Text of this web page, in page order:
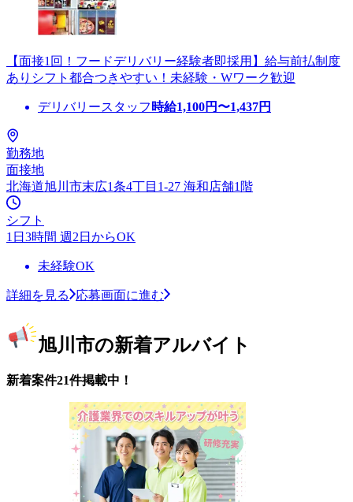
【面接1回！フードデリバリー経験者即採用】給与前払制度
ありシフト都合つきやすい！未経験・Wワーク歓迎
デリバリースタッフ 時給1,100円〜1,437円
勤務地
面接地
北海道旭川市末広1条4丁目1-27 海和店舗1階
シフト
1日3時間 週2日からOK
未経験OK
詳細を見る 応募画面に進む
旭川市の新着アルバイト
新着案件21件掲載中！